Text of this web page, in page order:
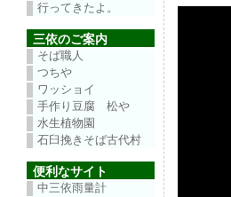
行ってきたよ。
三依のご案内
そば職人
つちや
ワッショイ
手作り豆腐 松や
水生植物園
石臼挽きそば古代村
便利なサイト
中三依雨量計